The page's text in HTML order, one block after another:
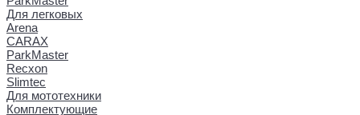
Для легковых
Arena
CARAX
ParkMaster
Recxon
Slimtec
Для мототехники
Комплектующие